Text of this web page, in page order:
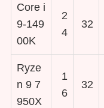
Core i
9-149
00K
2
4
32
Ryze
n 9 7
950X
1
6
32